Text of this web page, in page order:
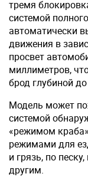
тремя
системой
автоматически
движения в
просвет
миллиметров,
брод глубиной
Модель может
системой
«режимом
режимами для
и грязь, по
другим.